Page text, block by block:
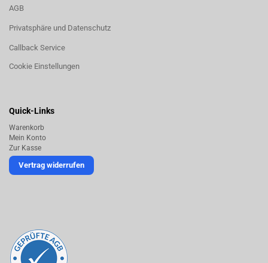
AGB
Privatsphäre und Datenschutz
Callback Service
Cookie Einstellungen
Quick-Links
Warenkorb
Mein Konto
Zur Kasse
Vertrag widerrufen